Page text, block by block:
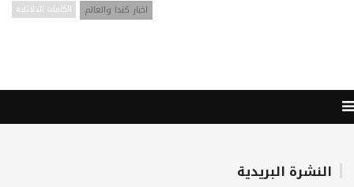
الكلمات الدلائليه اخبار كندا والعالم
النشرة البريدية